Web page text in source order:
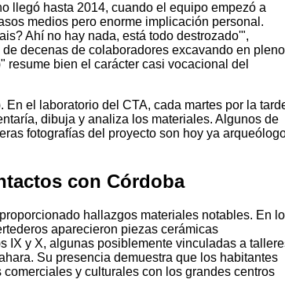
llegó hasta 2014, cuando el equipo empezó a
medios pero enorme implicación personal.
Ahí no hay nada, está todo destrozado'",
decenas de colaboradores excavando en pleno
resume bien el carácter casi vocacional del
En el laboratorio del CTA, cada martes por la
dibuja y analiza los materiales. Algunos de
fotografías del proyecto son hoy ya
con Córdoba
hallazgos materiales notables. En
aparecieron piezas cerámicas
IX y X, algunas posiblemente vinculadas a
Su presencia demuestra que los habitantes
y culturales con los grandes centros